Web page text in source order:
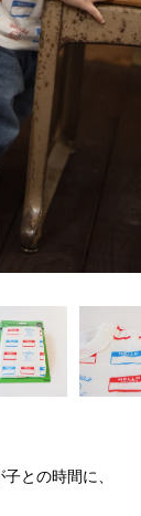
との時間に、